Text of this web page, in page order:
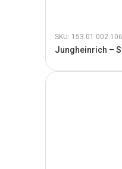
SKU:
Jungheinrich –